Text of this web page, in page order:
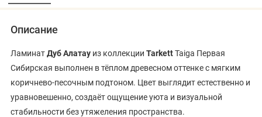
Описание
ЛаминатДуб Алатау из коллекции TarkettTaiga Первая
Сибирская выполнен в тёплом древесном оттенке с мягким
коричнево-песочным подтоном. Цвет выглядит естественно и
уравновешенно, создаёт ощущение уюта и визуальной
стабильности без утяжеления пространства.